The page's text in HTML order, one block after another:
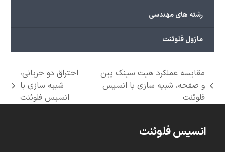
رشته های مهندسی
ماژول فلوئنت
previous
post:
مقایسه عملکرد هیت سینک پین
و صفحه، شبیه سازی با انسیس
فلوئنت
post:
احتراق دو جریانی،
شبیه سازی با
انسیس فلوئنت
انسیس فلوئنت